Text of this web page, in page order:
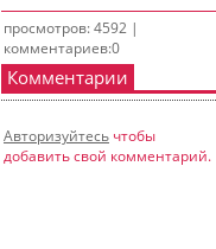
просмотров: 4592 |
комментариев:0
Комментарии
Авторизуйтесь чтобы
добавить свой комментарий.